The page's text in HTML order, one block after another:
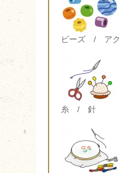
ビーズ / アク
糸 / 針